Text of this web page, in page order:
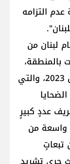
التزامه
لبنان من
بالمنطقة،
والممتدة منذ الثامن من تشرين الأول 2023، والتي
عددٍ كبيرٍ
واسعة من
تبعاتٍ